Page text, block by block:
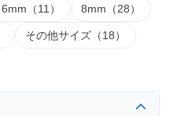
6mm（11） 8mm（28）
その他サイズ（18）